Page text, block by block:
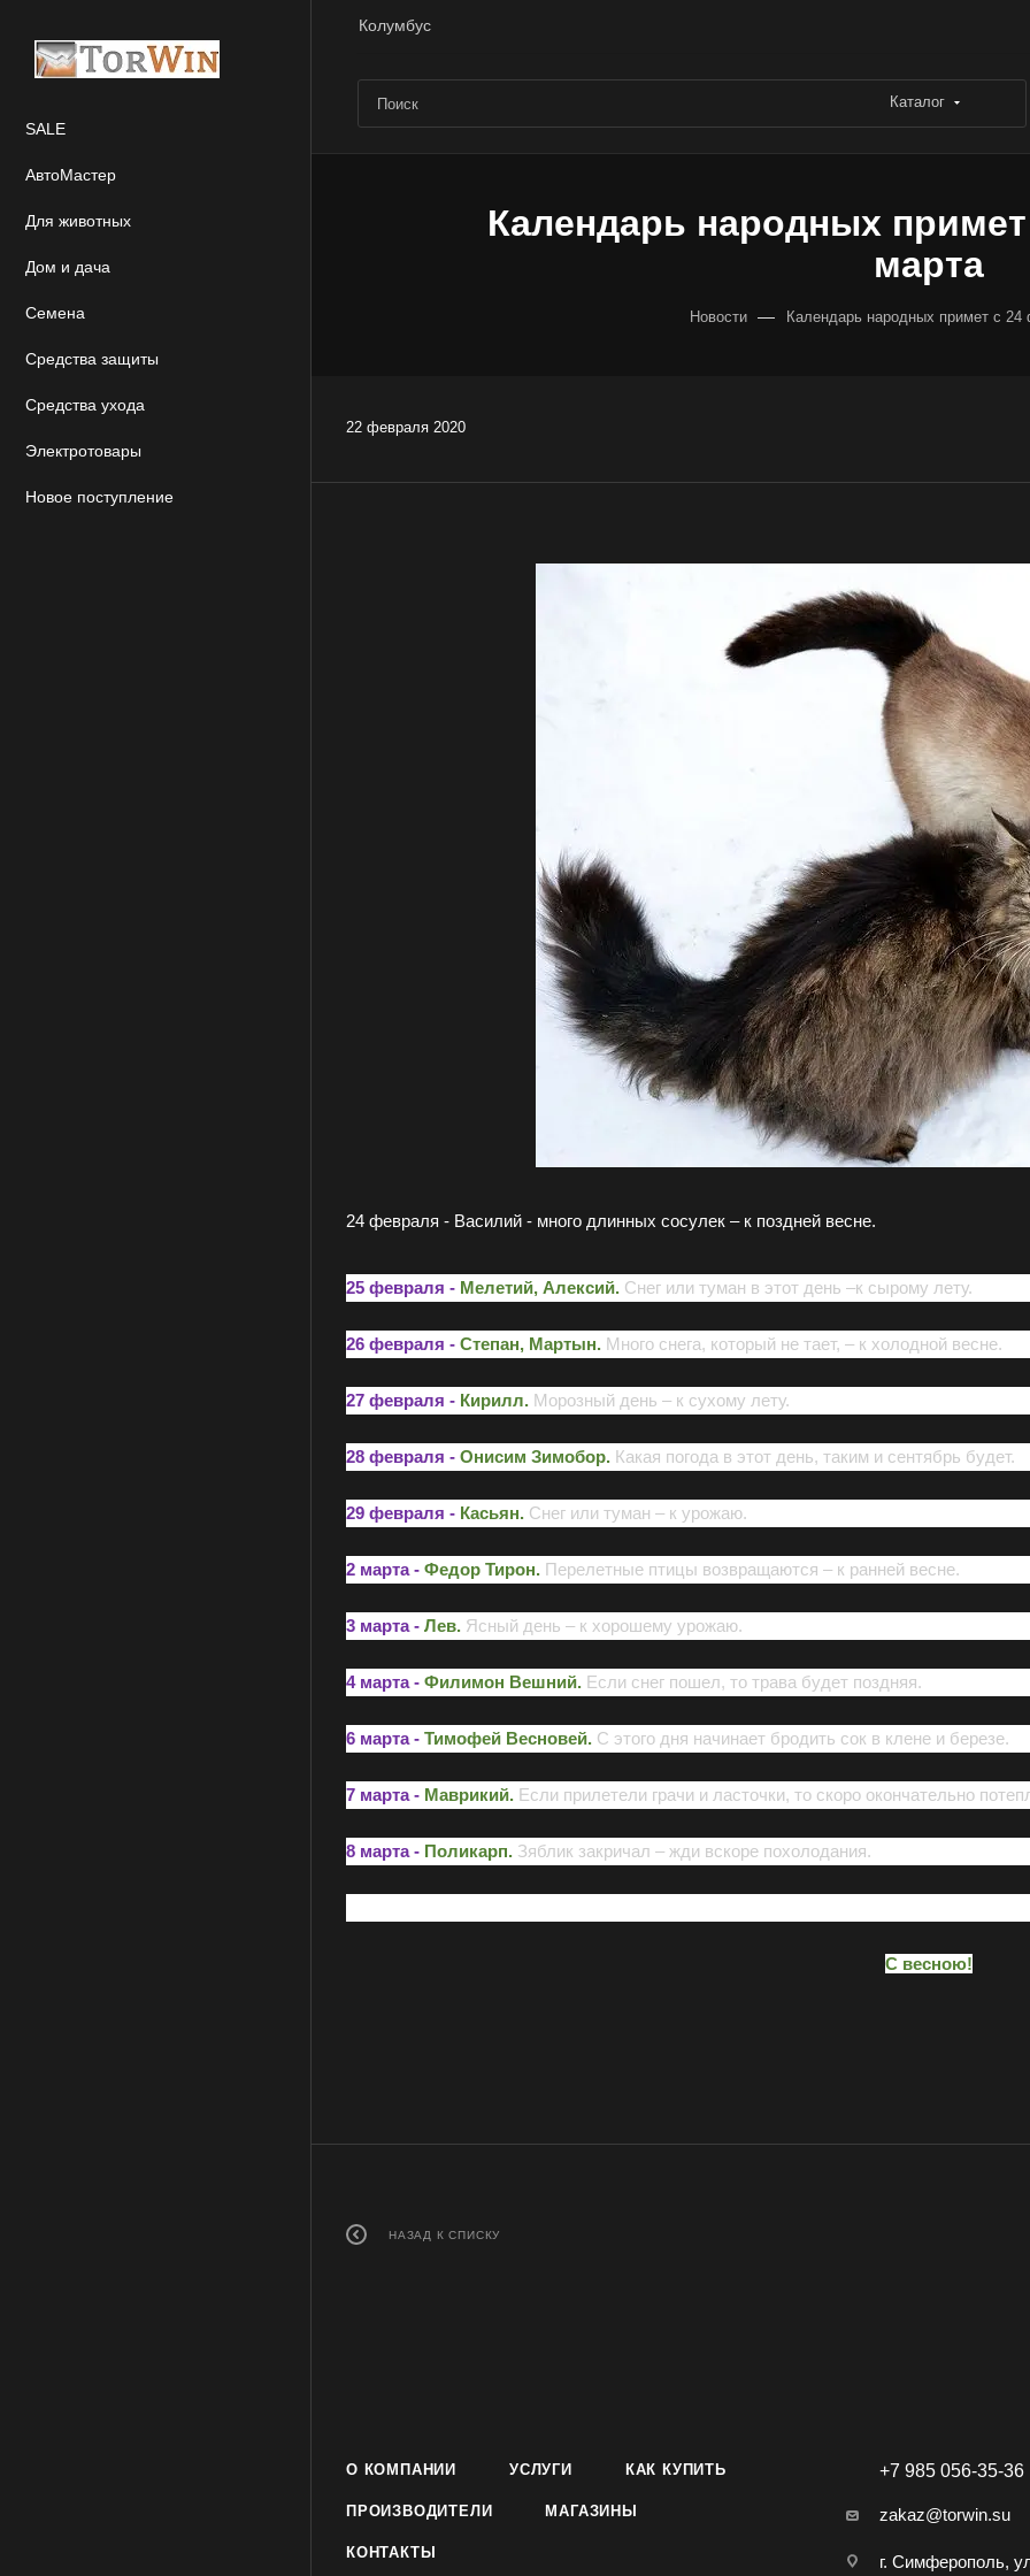
Колумбус
Каталог
SALE
АвтоМастер
Для животных
Дом и дача
Семена
Средства защиты
Средства ухода
Электротовары
Новое поступление
Календарь народных
марта
Новости — Календарь народных примет с
22 февраля 2020
24 февраля - Василий - много длинных сосулек – к поздней весне.
25 февраля - Мелетий, Алексий. Снег или туман в этот день –к сырому лету.
26 февраля - Степан, Мартын. Много снега, который не тает, – к холодной весне.
27 февраля - Кирилл. Морозный день – к сухому лету.
28 февраля - Онисим Зимобор. Какая погода в этот день, таким и сентябрь будет.
29 февраля - Касьян. Снег или туман – к урожаю.
2 марта - Федор Тирон. Перелетные птицы возвращаются – к ранней весне.
3 марта - Лев. Ясный день – к хорошему урожаю.
4 марта - Филимон Вешний. Если снег пошел, то трава будет поздняя.
6 марта - Тимофей Весновей. С этого дня начинает бродить сок в клене и березе.
7 марта - Маврикий. Если прилетели грачи и ласточки, то скоро окончательно
8 марта - Поликарп. Зяблик закричал – жди вскоре похолодания.
С весною!
НАЗАД К СПИСКУ
О КОМПАНИИ УСЛУГИ КАК КУПИТЬ
ПРОИЗВОДИТЕЛИ МАГАЗИНЫ
КОНТАКТЫ
+7 985 056-35-36
zakaz@torwin.su
г. Симферополь,